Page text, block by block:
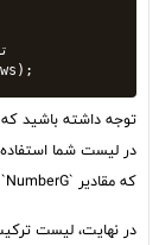
در لیست شما
که مقادیر `NumberG` و `c2` صحیح و مطابق با ساختار داده شما باشند.
در نهایت، لیست